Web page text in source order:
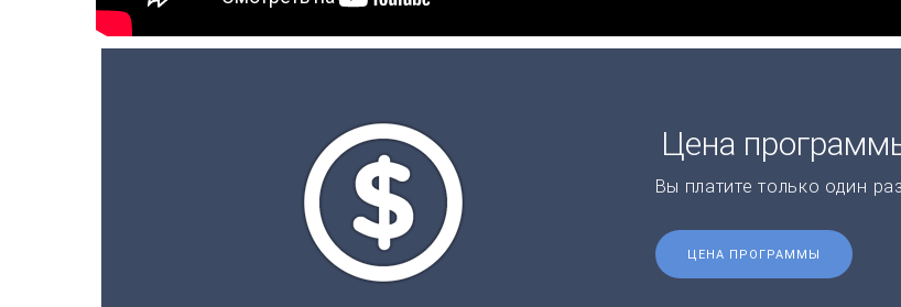
Цена
Вы платите только один
ЦЕНА ПРОГРАММЫ